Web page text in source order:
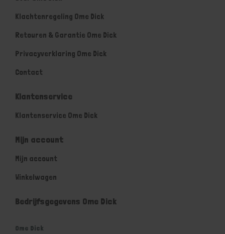
Klachtenregeling Ome Dick
Retouren & Garantie Ome Dick
Privacyverklaring Ome Dick
Contact
Klantenservice
Klantenservice Ome Dick
Mijn account
Mijn account
Winkelwagen
Bedrijfsgegevens Ome Dick
Ome Dick